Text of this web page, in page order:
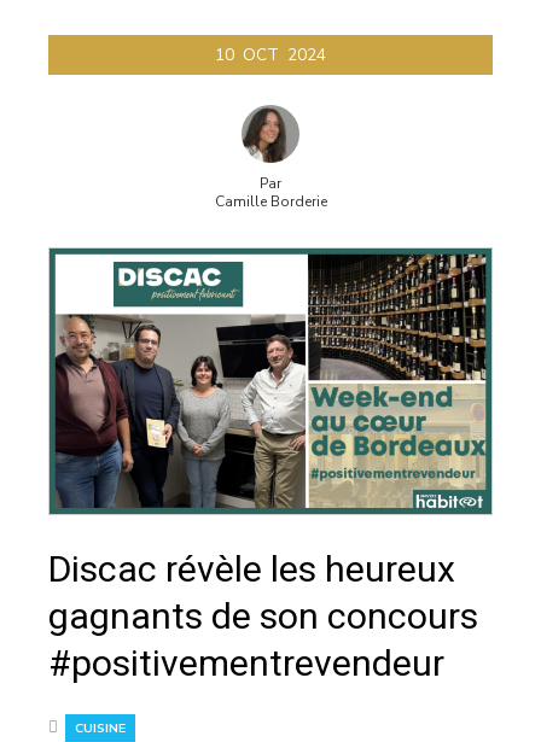
10 OCT 2024
Par
Camille Borderie
Discac révèle les heureux
gagnants de son concours
#positivementrevendeur
CUISINE